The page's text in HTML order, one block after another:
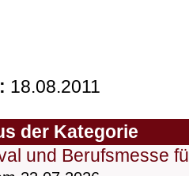
18.08.2011
der Kategorie
und Berufsmesse